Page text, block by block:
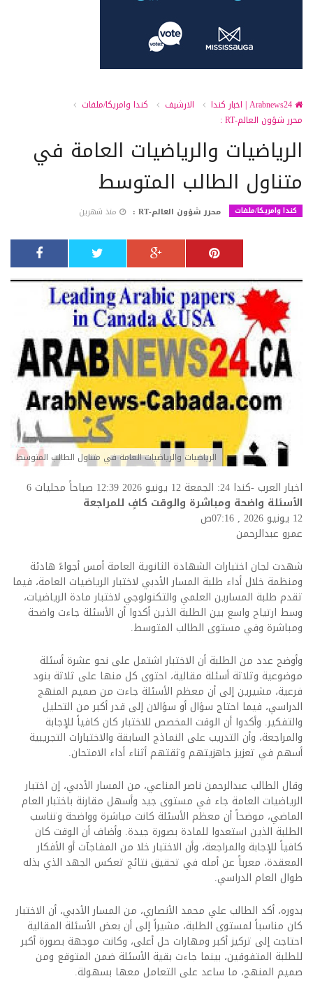
الارشيف
كندا وامريكا/ملفات
محرر شؤون العالم-RT :
الرياضيات والرياضيات العامة في
متناول الطالب المتوسط
كندا وامريكا/ملفات محرر شؤون العالم-RT : منذ شهرين
الرياضيات والرياضيات العامة في متناول الطالب المتوسط
اخبار العرب -كندا 24: الجمعة 12 يونيو 2026 12:39 صباحاً محليات
6
الأسئلة واضحة ومباشرة والوقت كافٍ للمراجعة
12 يونيو 2026 , 07:16ص
عمرو عبدالرحمن
شهدت لجان اختبارات الشهادة الثانوية العامة أمس أجواءً هادئة
ومنظمة خلال أداء طلبة المسار الأدبي لاختبار الرياضيات العامة، فيما
تقدم طلبة المسارين العلمي والتكنولوجي لاختبار مادة الرياضيات،
وسط ارتياح واسع بين الطلبة الذين أكدوا أن الأسئلة جاءت واضحة
ومباشرة وفي مستوى الطالب المتوسط.
وأوضح عدد من الطلبة أن الاختبار اشتمل على نحو عشرة أسئلة
موضوعية وثلاثة أسئلة مقالية، احتوى كل منها على ثلاثة بنود
فرعية، مشيرين إلى أن معظم الأسئلة جاءت من صميم المنهج
الدراسي، فيما احتاج سؤال أو سؤالان إلى قدر أكبر من التحليل
والتفكير. وأكدوا أن الوقت المخصص للاختبار كان كافياً للإجابة
والمراجعة، وأن التدريب على النماذج السابقة والاختبارات التجريبية
أسهم في تعزيز جاهزيتهم وثقتهم أثناء أداء الامتحان.
وقال الطالب عبدالرحمن ناصر المناعي، من المسار الأدبي، إن اختبار
الرياضيات العامة جاء في مستوى جيد وأسهل مقارنة باختبار العام
الماضي، موضحاً أن معظم الأسئلة كانت مباشرة وواضحة وتناسب
الطلبة الذين استعدوا للمادة بصورة جيدة. وأضاف أن الوقت كان
كافياً للإجابة والمراجعة، وأن الاختبار خلا من المفاجآت أو الأفكار
المعقدة، معرباً عن أمله في تحقيق نتائج تعكس الجهد الذي بذله
طوال العام الدراسي.
بدوره، أكد الطالب علي محمد الأنصاري، من المسار الأدبي، أن الاختبار
كان مناسباً لمستوى الطلبة، مشيراً إلى أن بعض الأسئلة المقالية
احتاجت إلى تركيز أكبر ومهارات حل أعلى، وكانت موجهة بصورة أكبر
للطلبة المتفوقين، بينما جاءت بقية الأسئلة ضمن المتوقع ومن
صميم المنهج، ما ساعد على التعامل معها بسهولة.